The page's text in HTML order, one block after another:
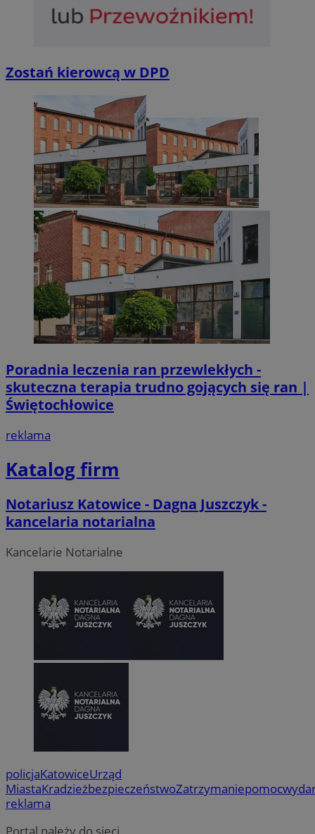
Zostań kierowcą w DPD
Poradnia leczenia ran przewlekłych -
skuteczna terapia trudno gojących się ran |
Świętochłowice
reklama
Katalog firm
Notariusz Katowice - Dagna Juszczyk -
kancelaria notarialna
Kancelarie Notarialne
policjaKatowiceUrząd
MiastaKradzieżbezpieczeństwoZatrzymaniepomoc
reklama
Portal należy do sieci